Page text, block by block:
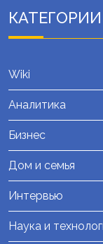
КАТЕГОРИИ
Wiki
Аналитика
Бизнес
Дом и семья
Интервью
Наука и